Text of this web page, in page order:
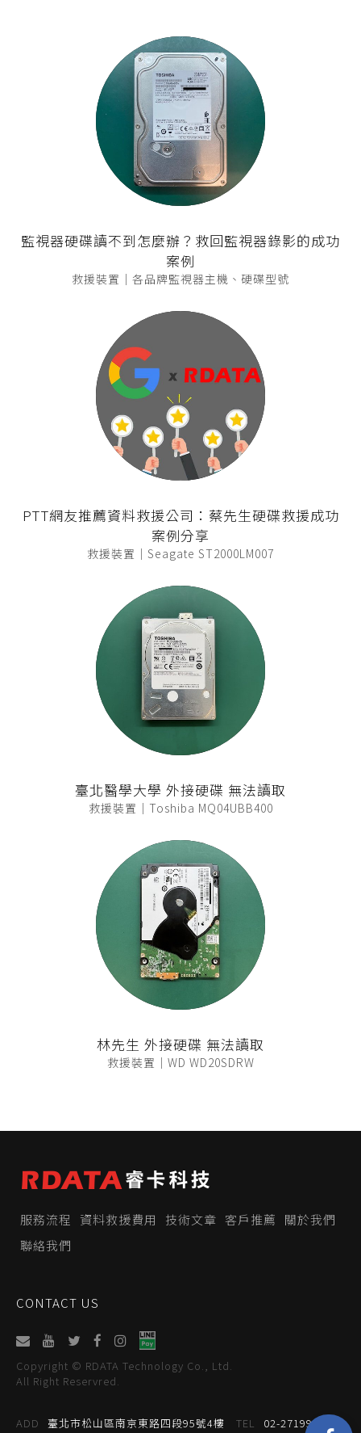
監視器硬碟讀不到怎麼辦？救回監視器錄影的成功
案例
救援裝置｜各品牌監視器主機、硬碟型號
PTT網友推薦資料救援公司：蔡先生硬碟救援成功
案例分享
救援裝置｜Seagate ST2000LM007
臺北醫學大學 外接硬碟 無法讀取
救援裝置｜Toshiba MQ04UBB400
林先生 外接硬碟 無法讀取
救援裝置｜WD WD20SDRW
服務流程 資料救援費用 技術文章 客戶推薦
關於我們
聯絡我們
CONTACT US
Copyright © RDATA Technology Co., Ltd.
All Right Reservred.
ADD 臺北市松山區南京東路四段95號4樓 TEL 02-27199059